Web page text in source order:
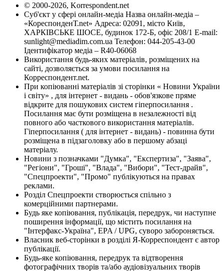
© 2000-2026, Korrespondent.net
Суб'єкт у сфері онлайн-медіа Назва онлайн-медіа –
«КореспонденТ.net» Адреса: 02091, місто Київ,
ХАРКІВСЬКЕ ШОСЕ, будинок 172-Б, офіс 208/1 E-mail:
sunlight@mediadim.com.ua Телефон: 044-205-43-00
Ідентифікатор медіа – R40-06068
Використання будь-яких матеріалів, розміщених на
сайті, дозволяється за умови посилання на
Корреспондент.net.
При копіюванні матеріалів зі сторінки « Новини України
і світу» , для інтернет - видань - обов'язкове пряме
відкрите для пошукових систем гіперпосилання .
Посилання має бути розміщена в незалежності від
повного або часткового використання матеріалів.
Гіперпосилання ( для інтернет - видань) - повинна бути
розміщена в підзаголовку або в першому абзаці
матеріалу.
Новини з позначками "Думка", "Експертиза", "Заява",
"Регіони", "Гроші", "Влада", "Вибори", "Тест-драйв",
"Спецпроекти", "Промо" публікуються на правах
реклами.
Розділ Спецпроекти створюється спільно з
комерційними партнерами.
Будь яке копіювання, публікація, передрук, чи наступне
поширення інформації, що містить посилання на
"Інтерфакс-Україна", EPA / UPG, суворо забороняється.
Власник веб-сторінки в розділі Я-Корреспондент є автор
публікації.
Будь-яке копіювання, передрук та відтворення
фотографічних творів та/або аудіовізуальних творів